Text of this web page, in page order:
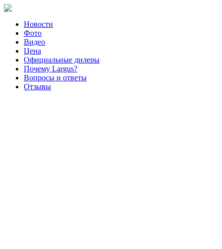
Новости
Фото
Видео
Цена
Официальные дилеры
Почему Largus?
Вопросы и ответы
Отзывы